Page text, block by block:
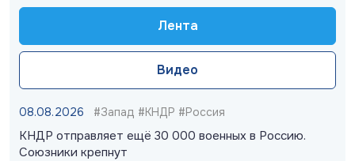
Лента
Видео
08.08.2026 #Запад #КНДР #Россия
КНДР отправляет ещё 30 000 военных в Россию.
Союзники крепнут